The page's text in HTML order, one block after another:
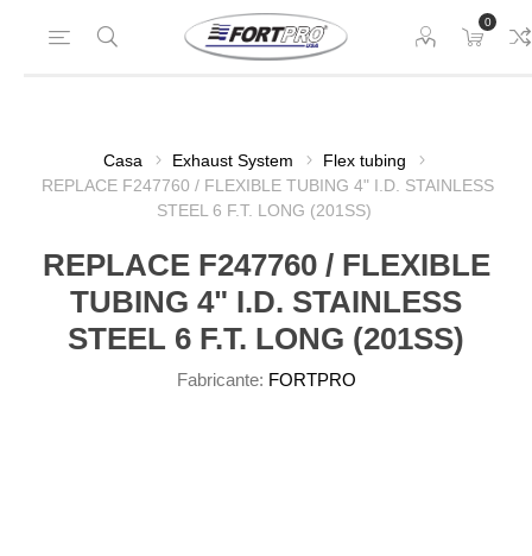
0
Casa Exhaust System
Flex tubing
REPLACE F247760 / FLEXIBLE TUBING 4" I.D. STAINLESS
STEEL 6 F.T. LONG (201SS)
REPLACE F247760 / FLEXIBLE
TUBING 4" I.D. STAINLESS
STEEL 6 F.T. LONG (201SS)
Fabricante: FORTPRO